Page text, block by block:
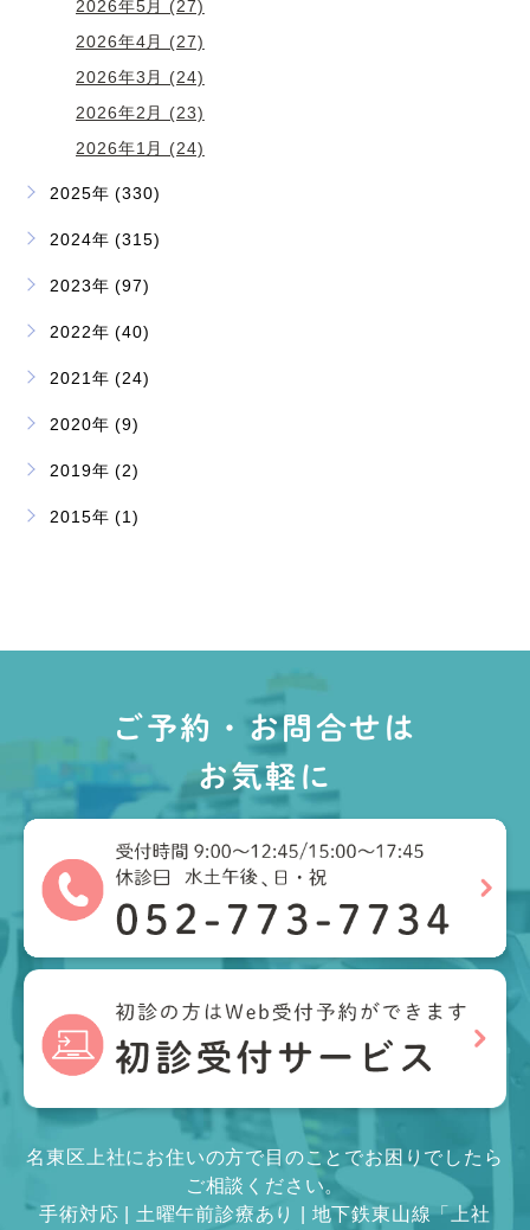
2026年5月 (27)
2026年4月 (27)
2026年3月 (24)
2026年2月 (23)
2026年1月 (24)
2025年 (330)
2024年 (315)
2023年 (97)
2022年 (40)
2021年 (24)
2020年 (9)
2019年 (2)
2015年 (1)
ご予約・お問合せは
お気軽に
名東区上社にお住いの方で目のことでお困りでしたら
ご相談ください。
手術対応 | 土曜午前診療あり | 地下鉄東山線「上社